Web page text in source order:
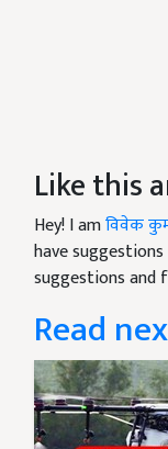
Like this
Hey! I amविवेक
have
suggestions and
Read